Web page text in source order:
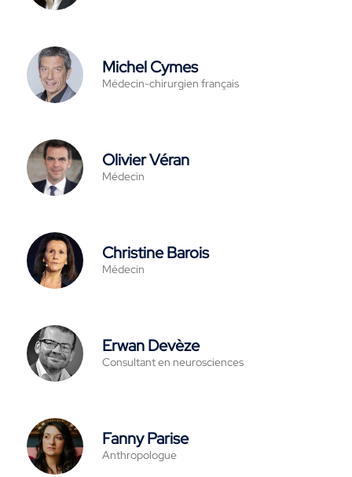
Michel Cymes
Médecin-chirurgien français
Olivier Véran
Médecin
Christine Barois
Médecin
Erwan Devèze
Consultant en neurosciences
Fanny Parise
Anthropologue